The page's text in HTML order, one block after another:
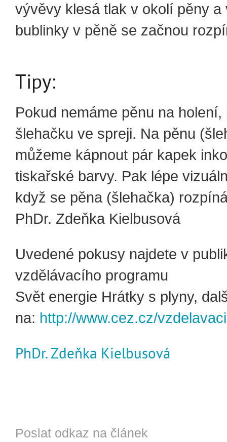
vývěvy klesá tlak v okolí pěny a
bublinky v pěně se začnou
Tipy:
Pokud nemáme pěnu na holení,
šlehačku ve spreji. Na pěnu
můžeme kápnout pár kapek
tiskařské barvy. Pak lépe
když se pěna (šlehačka)
PhDr. Zdeňka Kielbusová
Uvedené pokusy najdete v
vzdělávacího programu
Svět energie Hrátky s plyny,
na: http://www.cez.cz/
PhDr. Zdeňka Kielbusová
Poslat odkaz na článek